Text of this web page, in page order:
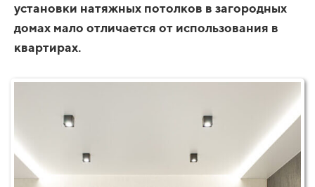
установки натяжных потолков в загородных
домах мало отличается от использования в
квартирах.